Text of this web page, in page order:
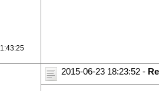
2015-06-23 18:23:52 -